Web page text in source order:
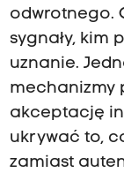
odwrotnego.
sygnały, kim
uznanie.
mechanizmy
akceptację
ukrywać to,
zamiast